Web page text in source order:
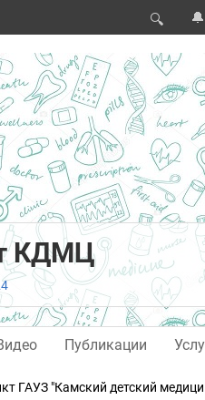
🔍 🔔
КДМЦ
Публикации
ГАУЗ "Камский детский